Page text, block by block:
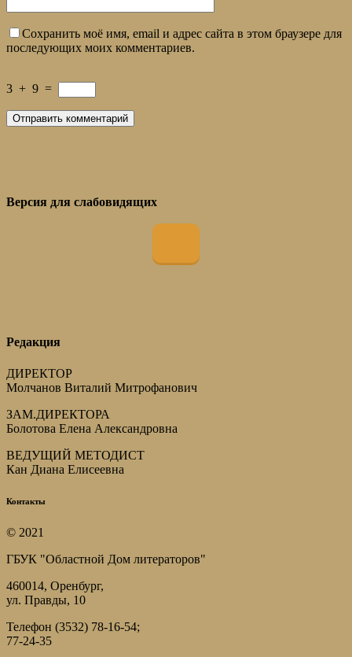
Сохранить моё имя, email и адрес сайта в этом браузере для
последующих моих комментариев.
3 + 9 =
Версия для слабовидящих
Редакция
ДИРЕКТОР
Молчанов Виталий Митрофанович
ЗАМ.ДИРЕКТОРА
Болотова Елена Александровна
ВЕДУЩИЙ МЕТОДИСТ
Кан Диана Елисеевна
Контакты
© 2021
ГБУК "Областной Дом литераторов"
460014, Оренбург,
ул. Правды, 10
Телефон (3532) 78-16-54;
77-24-35